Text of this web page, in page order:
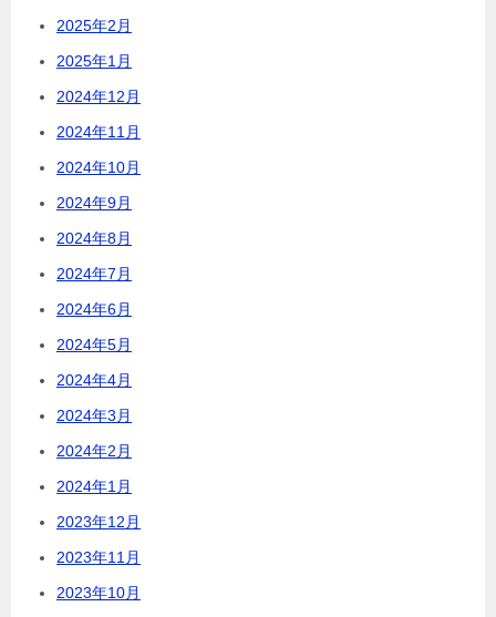
2025年2月
2025年1月
2024年12月
2024年11月
2024年10月
2024年9月
2024年8月
2024年7月
2024年6月
2024年5月
2024年4月
2024年3月
2024年2月
2024年1月
2023年12月
2023年11月
2023年10月